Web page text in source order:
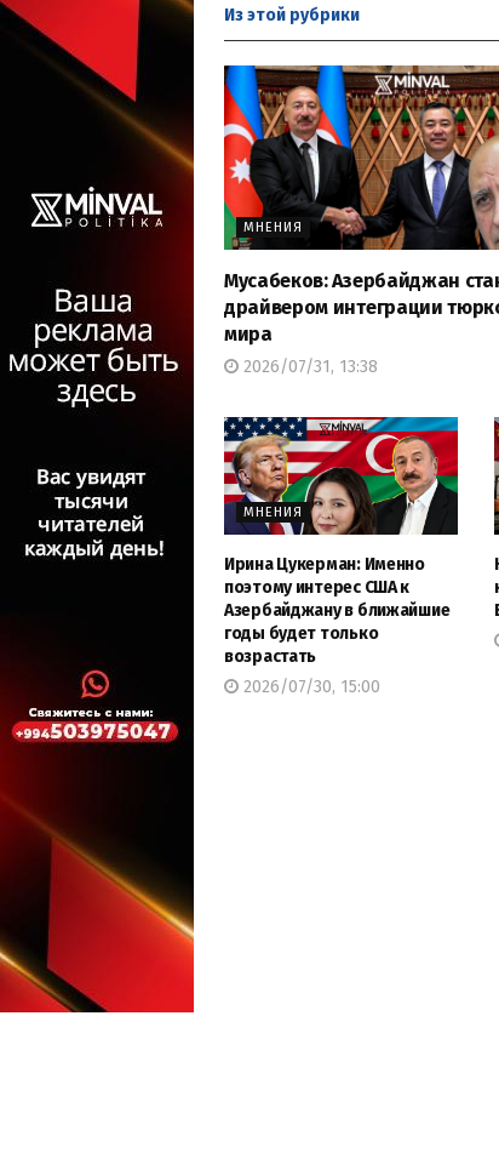
Из этой рубрики
МНЕНИЯ
Мусабеков: Азербайджан
драйвером интеграции
мира
2026/07/31, 13:38
МНЕНИЯ
Ирина Цукерман: Именно
поэтому интерес США к
Азербайджану в ближайшие
годы будет только
возрастать
2026/07/30, 15:00